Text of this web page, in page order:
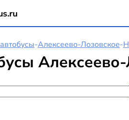
-Алексеево-Лозовское-